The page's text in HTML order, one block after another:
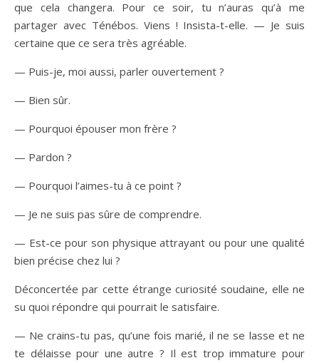
que cela changera. Pour ce soir, tu n’auras qu’à me
partager avec Ténébos. Viens ! Insista-t-elle. — Je suis
certaine que ce sera très agréable.
— Puis-je, moi aussi, parler ouvertement ?
— Bien sûr.
— Pourquoi épouser mon frère ?
— Pardon ?
— Pourquoi l’aimes-tu à ce point ?
— Je ne suis pas sûre de comprendre.
— Est-ce pour son physique attrayant ou pour une qualité
bien précise chez lui ?
Déconcertée par cette étrange curiosité soudaine, elle ne
su quoi répondre qui pourrait le satisfaire.
— Ne crains-tu pas, qu’une fois marié, il ne se lasse et ne
te délaisse pour une autre ? Il est trop immature pour